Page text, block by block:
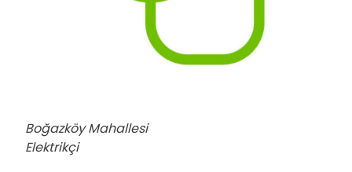
Boğazköy Mahallesi
Elektrikçi